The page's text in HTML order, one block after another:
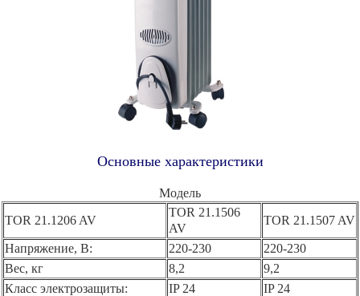
Основные характеристики
Модель
TOR 21.1206 AV
TOR 21.1506
AV
TOR 21.1507 AV
Напряжение, B: 220-230
220-230
Вес, кг
8,2
9,2
Класс электрозащиты:
IP 24
IP 24